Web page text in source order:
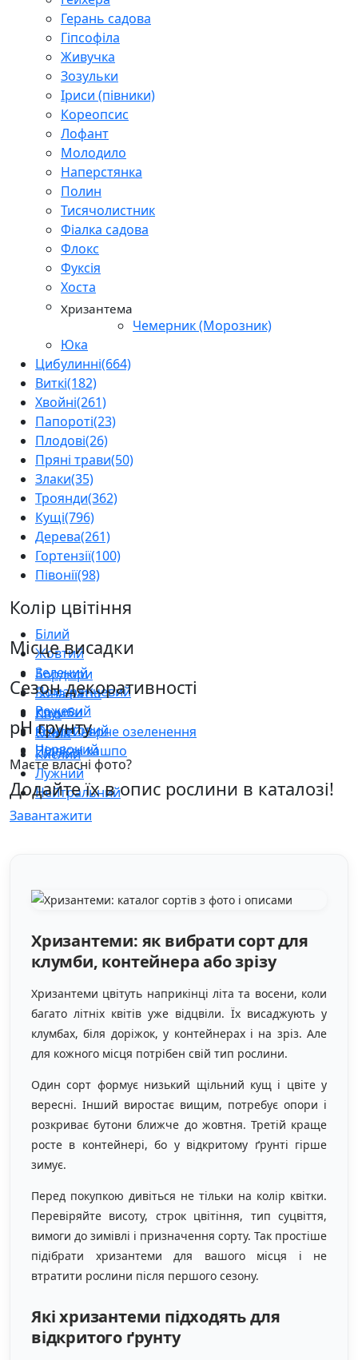
Герань садова
Гіпсофіла
Живучка
Зозульки
Іриси (півники)
Кореопсис
Лофант
Молодило
Наперстянка
Полин
Тисячолистник
Фіалка садова
Флокс
Фуксія
Хоста
Хризантема
Чемерник (Морозник)
Юка
Цибулинні(664)
Виткі(182)
Хвойні(261)
Папороті(23)
Плодові(26)
Пряні трави(50)
Злаки(35)
Троянди(362)
Кущі(796)
Дерева(261)
Гортензії(100)
Півонії(98)
Колір цвітіння
Білий
Жовтий
Зелений
Помаранчевий
Рожевий
Фіолетовий
Червоний
Місце висадки
Бордюри
Зона патіо
Клумби
Контейнерне озеленення
Підвісні кашпо
Сезон декоративності
Літо
Осінь
pH грунту
Кислий
Лужний
Нейтральний
Маєте власні фото?
Додайте їх в опис рослини в каталозі!
Завантажити
Хризантеми: як вибрати сорт для
клумби, контейнера або зрізу
Хризантеми цвітуть наприкінці літа та восени, коли
багато літніх квітів уже відцвіли. Їх висаджують у
клумбах, біля доріжок, у контейнерах і на зріз. Але
для кожного місця потрібен свій тип рослини.
Один сорт формує низький щільний кущ і цвіте у
вересні. Інший виростає вищим, потребує опори і
розкриває бутони ближче до жовтня. Третій краще
росте в контейнері, бо у відкритому ґрунті гірше
зимує.
Перед покупкою дивіться не тільки на колір квітки.
Перевіряйте висоту, строк цвітіння, тип суцвіття,
вимоги до зимівлі і призначення сорту. Так простіше
підібрати хризантеми для вашого місця і не
втратити рослини після першого сезону.
Які хризантеми підходять для
відкритого ґрунту